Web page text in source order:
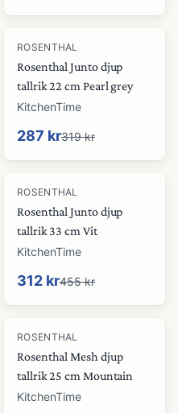
-10%
ROSENTHAL
Rosenthal Junto djup
tallrik 22 cm Pearl grey
KitchenTime
287 kr319 kr
-31%
ROSENTHAL
Rosenthal Junto djup
tallrik 33 cm Vit
KitchenTime
312 kr455 kr
ROSENTHAL
Rosenthal Mesh djup
tallrik 25 cm Mountain
KitchenTime